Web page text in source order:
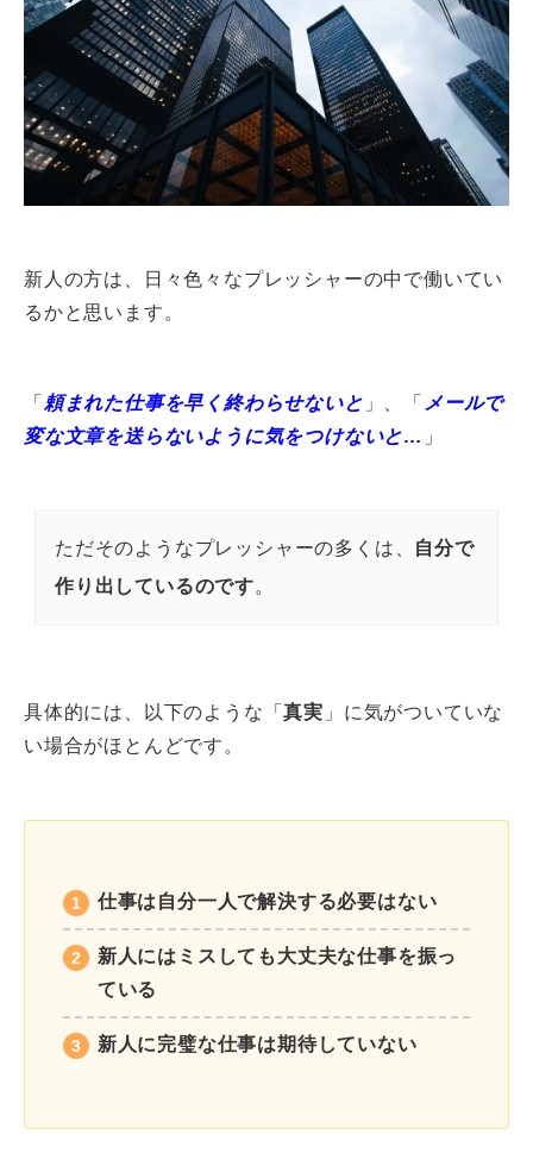
新人の方は、日々色々なプレッシャーの中で働いてい
るかと思います。
「 頼まれた仕事を早く終わらせないと 」、「 メールで
変な文章を送らないように気をつけないと… 」
ただそのようなプレッシャーの多くは、 自分で
作り出しているのです。
具体的には、以下のような「真実 」に気がついていな
い場合がほとんどです。
仕事は自分一人で解決する必要はない
新人にはミスしても大丈夫な仕事を振っ
ている
新人に完璧な仕事は期待していない